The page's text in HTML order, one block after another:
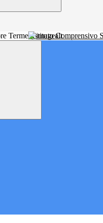
Istituto Comprensivo